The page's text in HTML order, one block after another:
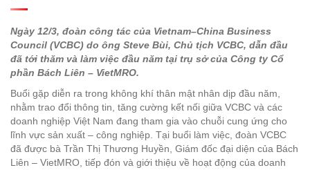
Ngày 12/3, đoàn công tác của Vietnam–China Business
Council (VCBC) do ông Steve Bùi, Chủ tịch VCBC, dẫn đầu
đã tới thăm và làm việc đầu năm tại trụ sở của Công ty Cổ
phần Bách Liên – VietMRO.
Buổi gặp diễn ra trong không khí thân mật nhân dịp đầu năm,
nhằm trao đổi thông tin, tăng cường kết nối giữa VCBC và các
doanh nghiệp Việt Nam đang tham gia vào chuỗi cung ứng cho
lĩnh vực sản xuất – công nghiệp. Tại buổi làm việc, đoàn VCBC
đã được bà Trần Thị Thương Huyền , Giám đốc đại diện của Bách
Liên – VietMRO, tiếp đón và giới thiệu về hoạt động của doanh